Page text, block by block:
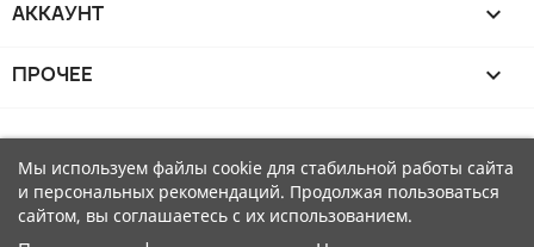
АККАУНТ 
ПРОЧЕЕ 
Мы используем файлы cookie для стабильной работы сайта
и персональных рекомендаций. Продолжая пользоваться
сайтом, вы соглашаетесь с их использованием.